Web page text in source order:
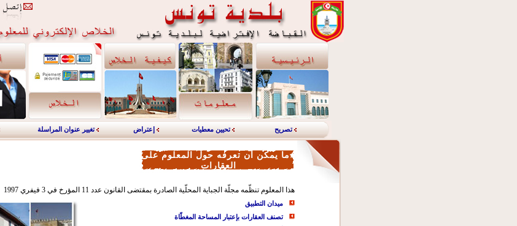
تصريح تحيين معطيات إعتراض تغيير عنوان المراسلة
ما يمكن أن تعرفه حول المعلوم على
العقارات
هذا المعلوم تنظّمه مجلّة الجباية المحلّية الصادرة بمقتضى القانون عدد 11 المؤرخ في 3 فيفري 1997
ميدان التطبيق
تصنف العقارات بإعتبار المساحة المغطّاة